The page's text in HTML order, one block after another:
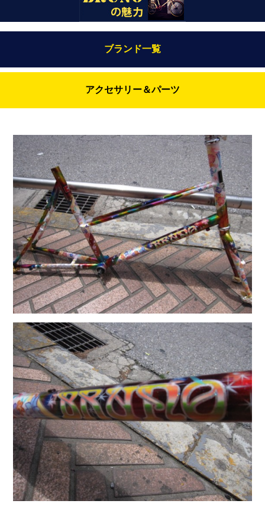
ブランド一覧
Bianchi（ビアンキ）
BRUNO(ブルーノ)
DAHON（ダホーン）
FLAMEbike限定車
FUJI（フジ）
GIOS（ジオス）
KUWAHARA（クワハラ）
MASI（マージ）
PASHLEY（パシュレー）
RITEWAY（ライトウェイ）
tern（ターン）
tern Crest
tern SURGE
tern SURGE PRO
tern SURGE UNO
アクセサリー＆パーツ
BROOKS（ブルックス）
knog（ノグ）
option & parts
カスタム ペイント
マルイのかわいいキャップ